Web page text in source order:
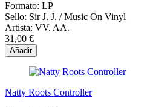
Formato: LP
Sello: Sir J. J. / Music On Vinyl
Artista: VV. AA.
31,00 €
Añadir
Natty Roots Controller